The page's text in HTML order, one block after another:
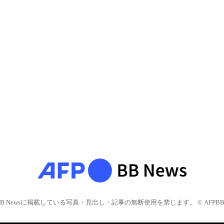
Newsに掲載している写真・見出し・記事の無断使用を禁じます。 © AFPBB